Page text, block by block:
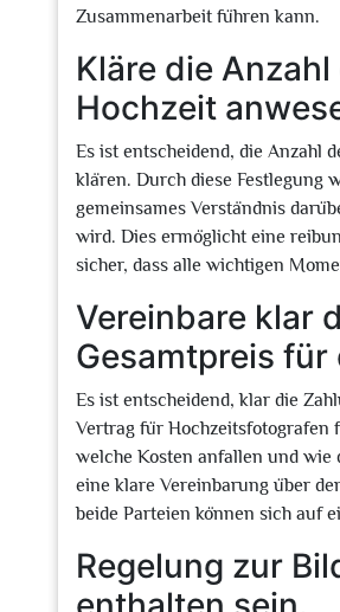
Zusammenarbeit führen kann.
Kläre die
Hochzeit
Es ist entscheidend, die Anzahl
klären. Durch diese Festlegung
gemeinsames Verständnis
wird. Dies ermöglicht eine
sicher, dass alle wichtigen
Vereinbare klar
Gesamtpreis
Es ist entscheidend, klar die
Vertrag für Hochzeitsfotografen
welche Kosten anfallen und wie
eine klare Vereinbarung über
beide Parteien können sich auf
Regelung zur